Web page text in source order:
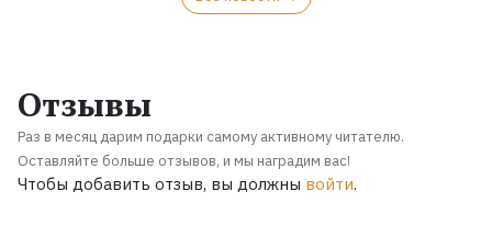
Отзывы
Раз в месяц дарим подарки самому активному читателю.
Оставляйте больше отзывов, и мы наградим вас!
Чтобы добавить отзыв, вы должны войти.